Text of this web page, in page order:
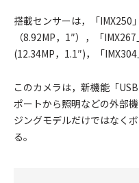
搭載センサーは，「IMX250
（8.92MP，1″），「
(12.34MP，1.1″)，「
このカメラは，新機能「
ポートから照明などの外部
ジングモデルだけではなく
る。